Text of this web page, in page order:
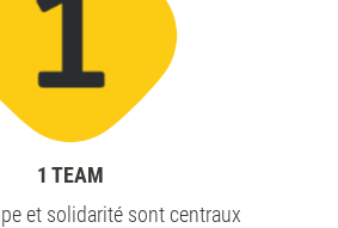
1 TEAM
et solidarité sont centraux